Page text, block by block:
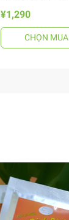
¥1,290
CHỌN MUA